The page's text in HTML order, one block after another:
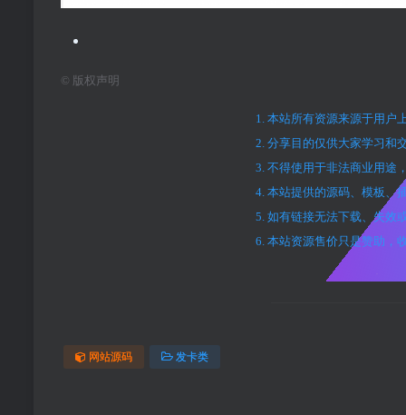
© 版权声明
1. 本站所有资源来源于用户
2. 分享目的仅供大家学习和
3. 不得使用于非法商业用途
4. 本站提供的源码、模板、
5. 如有链接无法下载、失效
6. 本站资源售价只是赞助，
网站源码 发卡类